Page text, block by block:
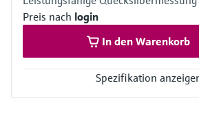
Preis nach login
In den Warenkorb
Spezifikation